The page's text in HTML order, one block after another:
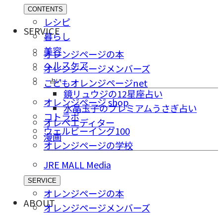
CONTENTS
レシピ
暮らし
美容
ヘルスケア
占い
鏡リュウジの12星座占い
水晶玉子のプレミアムうさぎ占い
オレペエディター
漫画
SERVICE
オレンジページの本
オレンジページメンバーズ
こどもオレンジページnet
オレンジページ shop
コトラボ
ウェルビーイング100
オレンジページの学校
JRE MALL Media
SERVICE
オレンジページの本
オレンジページメンバーズ
ABOUT